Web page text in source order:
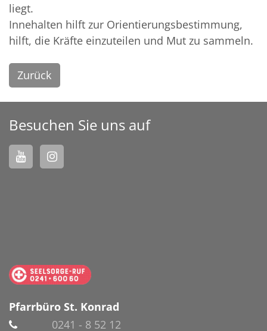
liegt.
Innehalten hilft zur Orientierungsbestimmung,
hilft, die Kräfte einzuteilen und Mut zu sammeln.
Zurück
Besuchen Sie uns auf
Pfarrbüro St. Konrad
0241 - 8 52 12